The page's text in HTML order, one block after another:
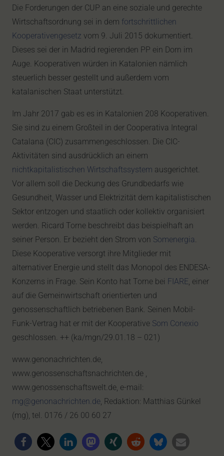
Die Forderungen der CUP an eine soziale und gerechte
Wirtschaftsordnung sei in dem fortschrittlichen
Kooperativengesetz vom 9. Juli 2015 dokumentiert.
Dieses sei der in Madrid regierenden PP ein Dorn im
Auge. Kooperativen würden in Katalonien nämlich
steuerlich besser gestellt und außerdem vom
katalanischen Staat unterstützt.
Im Jahr 2017 gab es es in Katalonien 208 Kooperativen.
Sie sind zu einem Großteil in der Cooperativa Integral
Catalana (CIC) zusammengeschlossen. Die CIC-
Aktivitäten sind ausdrücklich an einem
nichtkapitalistischen Wirtschaftssystem ausgerichtet.
Vor allem soll die Deckung des Grundbedarfs wie
Gesundheit, Wasser und Elektrizität dem kapitalistischen
Sektor entzogen und staatlich oder kollektiv organisiert
werden. Ricard Torne beschreibt das beispielhaft an
seiner Person. Er bezieht den Strom von Somenergia.
Diese Kooperative versorgt ihre Mitglieder mit
alternativer Energie und stellt das Monopol des ENDESA-
Konzerns in Frage. Sein Konto hat Torne bei FIARE, einer
auf die Gemeinwirtschaft orientierten und
genossenschaftlich betriebenen Bank. Seinen Mobil-
Funk-Vertrag hat er mit der Kooperative Som Conexio
geschlossen. ++ (ka/mgn/29.01.18 – 021)
www.genonachrichten.de,
www.genossenschaftsnachrichten.de ,
www.genossenschaftswelt.de, e-mail:
mg@genonachrichten.de, Redaktion: Matthias Günkel
(mg), tel. 0176 / 26 00 60 27